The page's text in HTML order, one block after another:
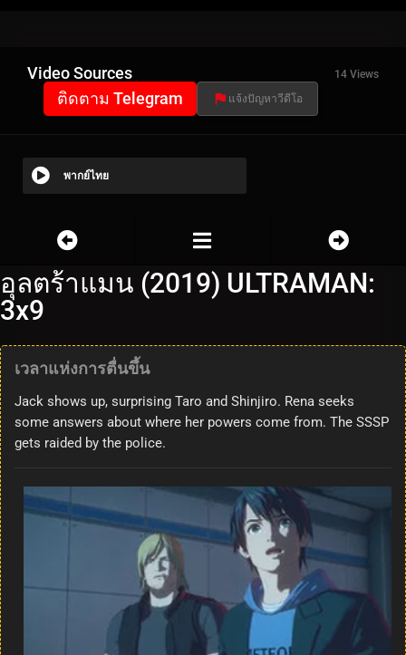
Video Sources 14 Views
ติดตาม Telegram แจ้งปัญหาวีดีโอ
พากย์ไทย
อุลตร้าแมน (2019) ULTRAMAN:
3x9
เวลาแห่งการตื่นขึ้น
Jack shows up, surprising Taro and Shinjiro. Rena seeks
some answers about where her powers come from. The SSSP
gets raided by the police.